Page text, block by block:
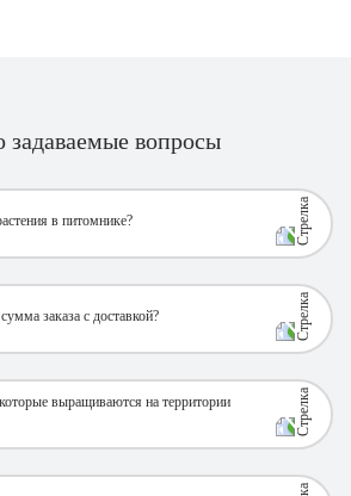
задаваемые вопросы
в питомнике?
заказа с доставкой?
выращиваются на территории